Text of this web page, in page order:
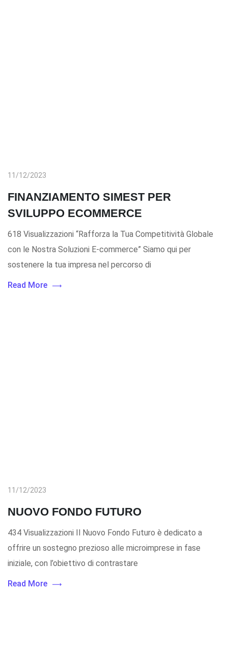
11/12/2023
FINANZIAMENTO SIMEST PER
SVILUPPO ECOMMERCE
618 Visualizzazioni “Rafforza la Tua Competitività Globale
con le Nostra Soluzioni E-commerce” Siamo qui per
sostenere la tua impresa nel percorso di
Read More
11/12/2023
NUOVO FONDO FUTURO
434 Visualizzazioni Il Nuovo Fondo Futuro è dedicato a
offrire un sostegno prezioso alle microimprese in fase
iniziale, con l’obiettivo di contrastare
Read More